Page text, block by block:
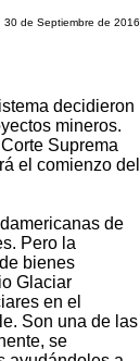
30 de Septiembre de 2016
decidieron
mineros.
Suprema
el comienzo del
de
Pero la
bienes
Glaciar
en el
Son una de las
se